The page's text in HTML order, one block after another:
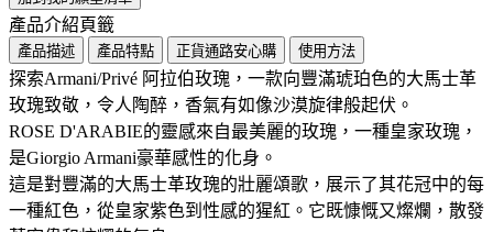
產品介紹頁籤
產品描述 產品特點 正貨通路安心購 使用方法
探索Armani/Privé 阿拉伯玫瑰，一款向豐滿琥珀色的大馬士革
玫瑰致敬，令人陶醉，香氣有如像沙漠旋律般起伏。
ROSE D'ARABIE的靈感來自最美麗的玫瑰，一種皇家玫瑰，
是Giorgio Armani豪華感性的化身。
這是對豐滿的大馬士革玫瑰的壯麗頌歌，展示了其花冠中的每
一種紅色，從皇家紫色到性感的猩紅。它既慷慨又燦爛，散發